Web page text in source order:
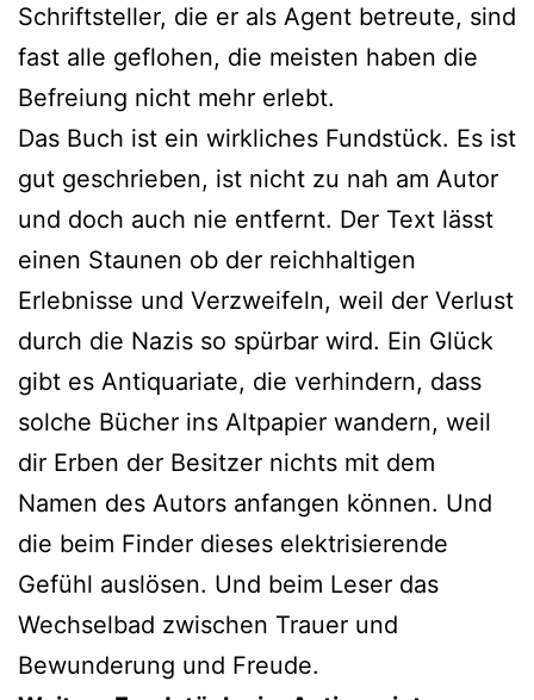
Schriftsteller, die er als Agent betreute, sind
fast alle geflohen, die meisten haben die
Befreiung nicht mehr erlebt.
Das Buch ist ein wirkliches Fundstück. Es ist
gut geschrieben, ist nicht zu nah am Autor
und doch auch nie entfernt. Der Text lässt
einen Staunen ob der reichhaltigen
Erlebnisse und Verzweifeln, weil der Verlust
durch die Nazis so spürbar wird. Ein Glück
gibt es Antiquariate, die verhindern, dass
solche Bücher ins Altpapier wandern, weil
dir Erben der Besitzer nichts mit dem
Namen des Autors anfangen können. Und
die beim Finder dieses elektrisierende
Gefühl auslösen. Und beim Leser das
Wechselbad zwischen Trauer und
Bewunderung und Freude.